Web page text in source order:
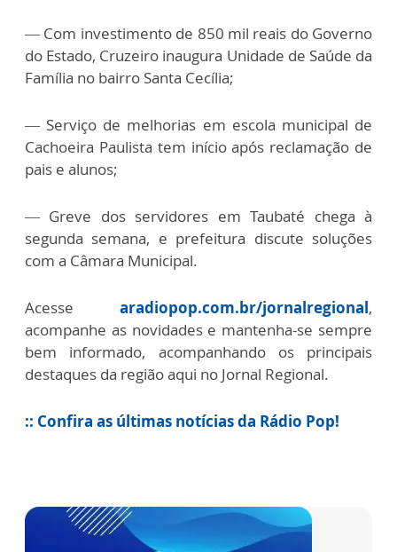
— Com investimento de 850 mil reais do Governo
do Estado, Cruzeiro inaugura Unidade de Saúde da
Família no bairro Santa Cecília;
— Serviço de melhorias em escola municipal de
Cachoeira Paulista tem início após reclamação de
pais e alunos;
— Greve dos servidores em Taubaté chega à
segunda semana, e prefeitura discute soluções
com a Câmara Municipal.
Acesse aradiopop.com.br/jornalregional,
acompanhe as novidades e mantenha-se sempre
bem informado, acompanhando os principais
destaques da região aqui no Jornal Regional.
:: Confira as últimas notícias da Rádio Pop!